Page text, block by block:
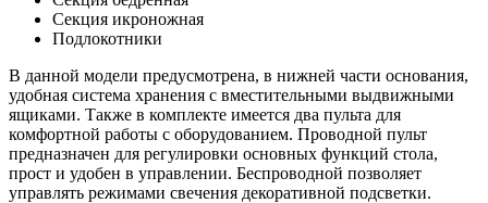
Секция икроножная
Подлокотники
В данной модели предусмотрена, в нижней части основания,
удобная система хранения с вместительными выдвижными
ящиками. Также в комплекте имеется два пульта для
комфортной работы с оборудованием. Проводной пульт
предназначен для регулировки основных функций стола,
прост и удобен в управлении. Беспроводной позволяет
управлять режимами свечения декоративной подсветки.